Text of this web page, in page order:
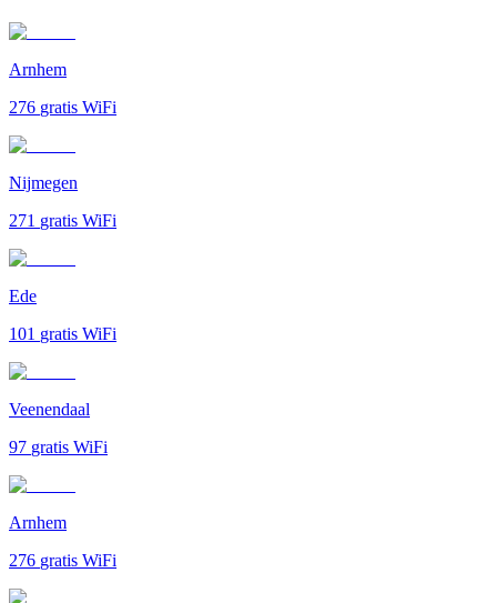
Arnhem
276 gratis WiFi
Nijmegen
271 gratis WiFi
Ede
101 gratis WiFi
Veenendaal
97 gratis WiFi
Arnhem
276 gratis WiFi